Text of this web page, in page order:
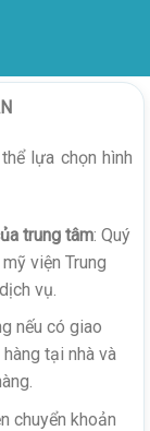
lựa chọn hình
trung tâm: Quý
viện Trung
vụ.
nếu có giao
tại nhà và
chuyển khoản